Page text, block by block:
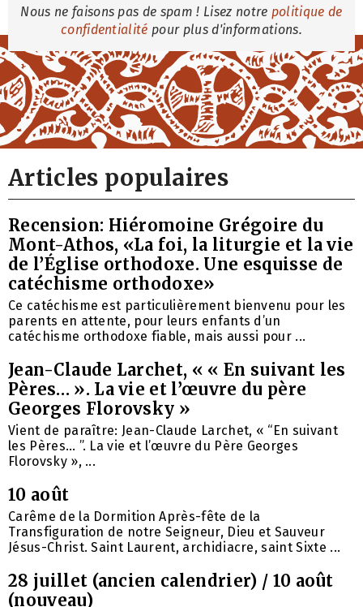
Nous ne faisons pas de spam ! Lisez notre politique de
confidentialité pour plus d'informations.
Articles populaires
Recension: Hiéromoine Grégoire du
Mont-Athos, «La foi, la liturgie et la vie
de l’Église orthodoxe. Une esquisse de
catéchisme orthodoxe»
Ce catéchisme est particulièrement bienvenu pour les
parents en attente, pour leurs enfants d’un
catéchisme orthodoxe fiable, mais aussi pour ...
Jean-Claude Larchet, « « En suivant les
Pères… ». La vie et l’œuvre du père
Georges Florovsky »
Vient de paraître: Jean-Claude Larchet, « “En suivant
les Pères… ”. La vie et l’œuvre du Père Georges
Florovsky », ...
10 août
Carême de la Dormition Après-fête de la
Transfiguration de notre Seigneur, Dieu et Sauveur
Jésus-Christ. Saint Laurent, archidiacre, saint Sixte ...
28 juillet (ancien calendrier) / 10 août
(nouveau)